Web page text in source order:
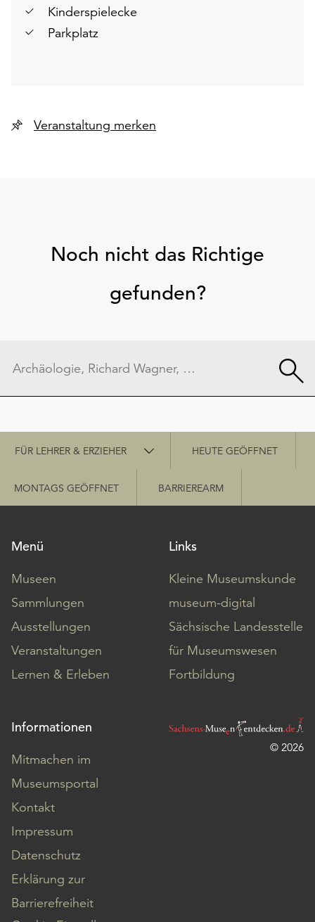
Kinderspielecke
Parkplatz
Veranstaltung merken
Noch nicht das Richtige
gefunden?
Schnellzugriff
FÜR LEHRER & ERZIEHER HEUTE GEÖFFNET
MONTAGS GEÖFFNET BARRIEREARM
Menü
Museen
Sammlungen
Ausstellungen
Veranstaltungen
Lernen & Erleben
Links
Kleine Museumskunde
museum-digital
Sächsische Landesstelle
für Museumswesen
Fortbildung
Informationen
Mitmachen im
Museumsportal
Kontakt
Impressum
Datenschutz
Erklärung zur
Barrierefreiheit
© 2026